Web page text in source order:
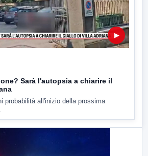
▶
Sarà l'autopsia a chiarire il
probabilità all'inizio della prossima